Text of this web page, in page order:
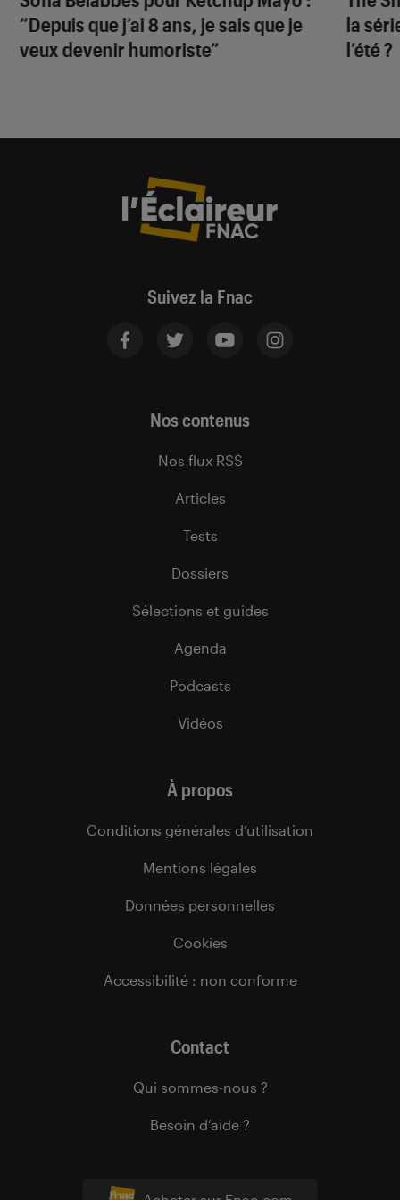
“Depuis que j’ai 8 ans, je sais que je
veux devenir humoriste”
la
l’été ?
Suivez la Fnac
Nos contenus
Nos flux RSS
Articles
Tests
Dossiers
Sélections et guides
Agenda
Podcasts
Vidéos
À propos
Conditions générales d’utilisation
Mentions légales
Données personnelles
Cookies
Accessibilité : non conforme
Contact
Qui sommes-nous ?
Besoin d’aide ?